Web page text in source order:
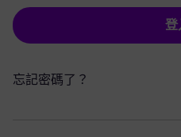
登
忘記密碼了？